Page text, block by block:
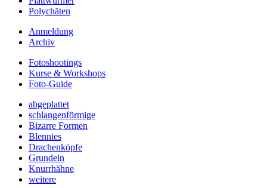
Polychäten
Anmeldung
Archiv
Fotoshootings
Kurse & Workshops
Foto-Guide
abgeplattet
schlangenförmige
Bizarre Formen
Blennies
Drachenköpfe
Grundeln
Knurrhähne
weitere